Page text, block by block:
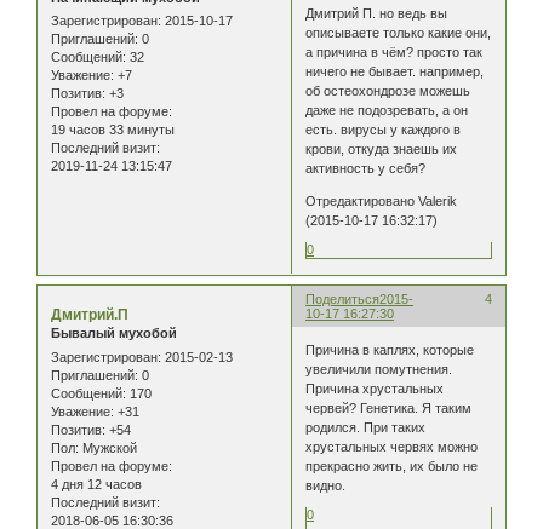
Зарегистрирован: 2015-10-17
Приглашений: 0
Сообщений: 32
Уважение: +7
Позитив: +3
Провел на форуме:
19 часов 33 минуты
Последний визит:
2019-11-24 13:15:47
Дмитрий П. но ведь вы
описываете только какие они,
а причина в чём? просто так
ничего не бывает. например,
об остеохондрозе можешь
даже не подозревать, а он
есть. вирусы у каждого в
крови, откуда знаешь их
активность у себя?
Отредактировано Valerik
(2015-10-17 16:32:17)
0
Поделиться 4
2015-
10-17 16:27:30
Дмитрий.П
Бывалый мухобой
Зарегистрирован: 2015-02-13
Приглашений: 0
Сообщений: 170
Уважение: +31
Позитив: +54
Пол: Мужской
Провел на форуме:
4 дня 12 часов
Последний визит:
2018-06-05 16:30:36
Причина в каплях, которые
увеличили помутнения.
Причина хрустальных
червей? Генетика. Я таким
родился. При таких
хрустальных червях можно
прекрасно жить, их было не
видно.
0